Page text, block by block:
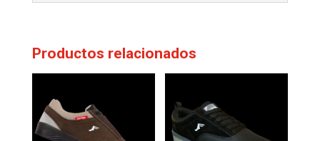
Productos relacionados